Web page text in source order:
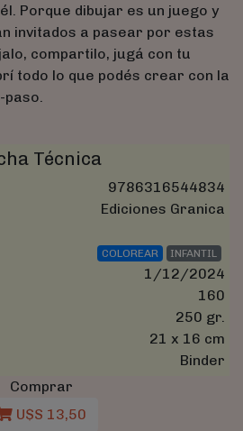
Porque dibujar es un juego y
invitados a pasear por estas
compartilo, jugá con tu
todo lo que podés crear con la
Técnica
9786316544834
Ediciones Granica
COLOREAR INFANTIL
1/12/2024
160
250 gr.
21 x 16 cm
Binder
Comprar
U$S 13,50